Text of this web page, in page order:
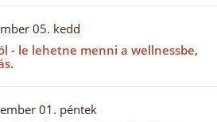
05. kedd
- le lehetne menni a wellnessbe,
01. péntek